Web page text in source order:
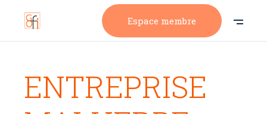
Espace membre
ENTREPRISE